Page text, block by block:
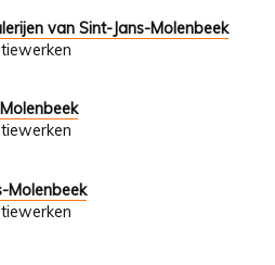
van Sint-Jans-Molenbeek
Molenbeek